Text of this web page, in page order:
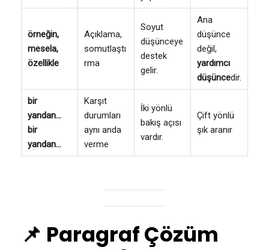
örneğin,
mesela,
özellikle
Açıklama,
somutlaştı
rma
Soyut
düşünceye
destek
gelir.
Ana
düşünce
değil,
yardımcı
düşüncedir.
bir
yandan…
bir
yandan…
Karşıt
durumları
aynı anda
verme
İki yönlü
bakış açısı
vardır.
Çift yönlü
şık aranır
📌 Paragraf Çözüm